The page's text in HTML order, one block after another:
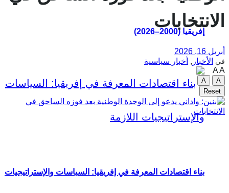
إفريقيا (2000–2026)
بناء اقتصادات المعرفة في إفريقيا: السياسات والإستراتيجيات
الانتخابات
أبريل 16, 2026
في الأخبار , أخبار سياسية
AA
A
A
Reset